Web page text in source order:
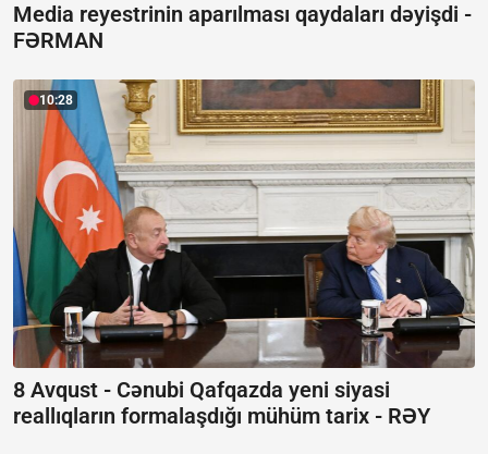
Media reyestrinin aparılması qaydaları dəyişdi -
FƏRMAN
10:28
8 Avqust - Cənubi Qafqazda yeni siyasi
reallıqların formalaşdığı mühüm tarix - RƏY